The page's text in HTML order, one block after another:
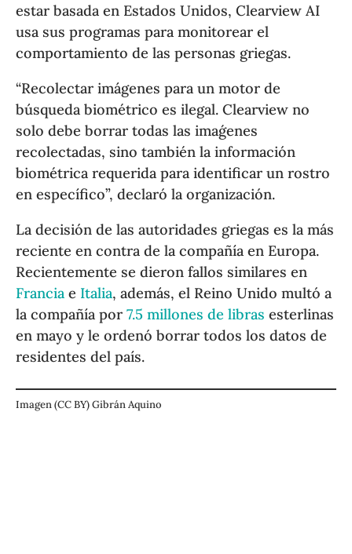
estar basada en Estados Unidos, Clearview AI
usa sus programas para monitorear el
comportamiento de las personas griegas.
“Recolectar imágenes para un motor de
búsqueda biométrico es ilegal. Clearview no
solo debe borrar todas las imaǵenes
recolectadas, sino también la información
biométrica requerida para identificar un rostro
en específico”, declaró la organización.
La decisión de las autoridades griegas es la más
reciente en contra de la compañía en Europa.
Recientemente se dieron fallos similares en
Francia e Italia, además, el Reino Unido multó a
la compañía por7.5 millones de libras esterlinas
en mayo y le ordenó borrar todos los datos de
residentes del país.
Imagen (CC BY) Gibrán Aquino